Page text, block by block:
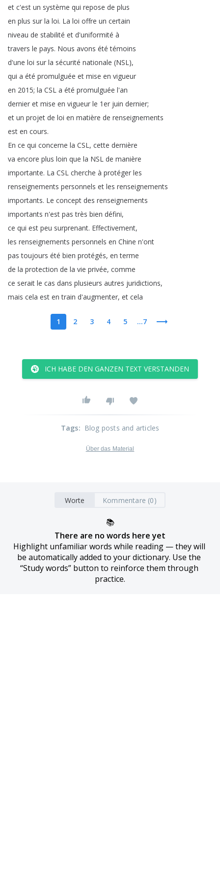
et c'est un système qui repose de plus
en plus sur la loi. La loi offre un certain
niveau de stabilité et d'uniformité à
travers le pays. Nous avons été témoins
d'une loi sur la sécurité nationale (NSL),
qui a été promulguée et mise en vigueur
en 2015; la CSL a été promulguée l'an
dernier et mise en vigueur le 1er juin dernier;
et un projet de loi en matière de renseignements
est en cours.
En ce qui concerne la CSL, cette dernière
va encore plus loin que la NSL de manière
importante. La CSL cherche à protéger les
renseignements personnels et les renseignements
importants. Le concept des renseignements
importants n'est pas très bien défini,
ce qui est peu surprenant. Effectivement,
les renseignements personnels en Chine n'ont
pas toujours été bien protégés, en terme
de la protection de la vie privée, comme
ce serait le cas dans plusieurs autres juridictions,
mais cela est en train d'augmenter, et cela
1 2 3 4 5 ...7
ICH HABE DEN GANZEN TEXT VERSTANDEN
Tags: Blog posts and articles
Über das Material
Worte Kommentare (0)
📚
There are no words here yet
Highlight unfamiliar words while reading — they will
be automatically added to your dictionary. Use the
“Study words” button to reinforce them through
practice.